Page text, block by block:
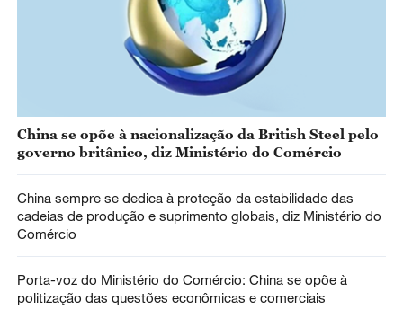
China se opõe à nacionalização da British Steel pelo
governo britânico, diz Ministério do Comércio
China sempre se dedica à proteção da estabilidade das
cadeias de produção e suprimento globais, diz Ministério do
Comércio
Porta-voz do Ministério do Comércio: China se opõe à
politização das questões econômicas e comerciais